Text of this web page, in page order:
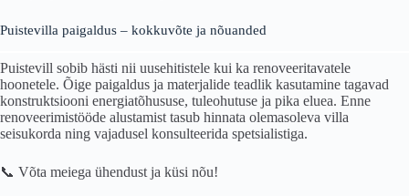
Puistevilla paigaldus – kokkuvõte ja nõuanded
Puistevill sobib hästi nii uusehitistele kui ka renoveeritavatele
hoonetele. Õige paigaldus ja materjalide teadlik kasutamine tagavad
konstruktsiooni energiatõhususe, tuleohutuse ja pika eluea. Enne
renoveerimistööde alustamist tasub hinnata olemasoleva villa
seisukorda ning vajadusel konsulteerida spetsialistiga.
📞 Võta meiega ühendust ja küsi nõu!